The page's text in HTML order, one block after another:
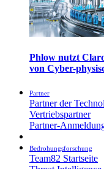
Phlow nutzt
von Cyber-
Partner
Partner der
Vertriebspartner
Partner-
Bedrohungsforschung
Team82 Startseite